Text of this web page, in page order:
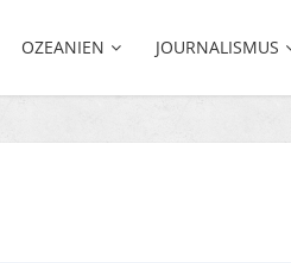
OZEANIEN JOURNALISMUS